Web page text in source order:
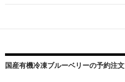
シ
ョ
国産有機冷凍ブルーベリーの予約注文